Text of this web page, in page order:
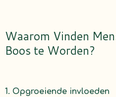
Waarom Vinden
Boos te Worden?
1. Opgroeiende invloeden